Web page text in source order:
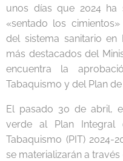
unos días que 2024
«sentado los
del sistema sanitario en
más destacados del
encuentra la
Tabaquismo y del Plan
El pasado 30 de abril,
verde al Plan Integral
Tabaquismo (PIT) 2024-
se materializarán a